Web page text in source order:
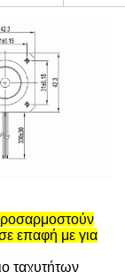
επαφή με για
ταχυτήτων